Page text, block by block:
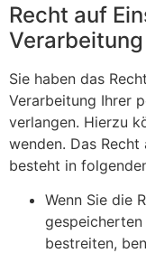
Recht auf
Verarbeitung
Sie haben das
Verarbeitung Ihrer
verlangen. Hierzu
wenden. Das
besteht in
Wenn Sie die
bestreiten,